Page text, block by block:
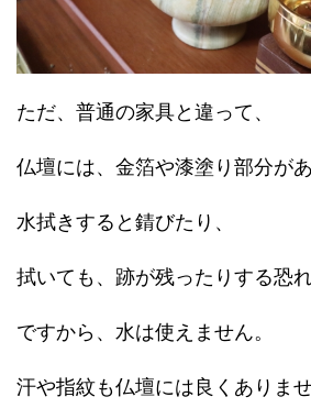
ただ、普通の家具と違って、
仏壇には、金箔や漆塗り部分があ
水拭きすると錆びたり、
拭いても、跡が残ったりする恐
ですから、水は使えません。
汗や指紋も仏壇には良くありませ